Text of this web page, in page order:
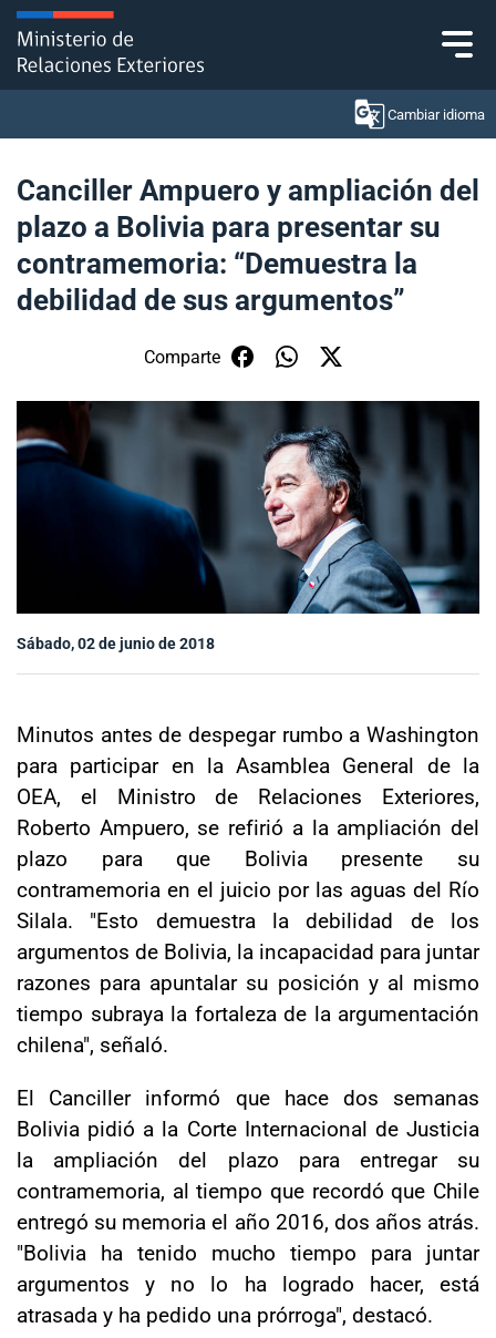
Click acá para ir directamente al contenido
Cambiar idioma
Ministerio
Política Exterior
Subsecretaría de Relaciones Económicas
Internacionales
modo claro
Canciller Ampuero y ampliación del
plazo a Bolivia para presentar su
contramemoria: “Demuestra la
debilidad de sus argumentos”
Comparte
Sábado, 02 de junio de 2018
Minutos antes de despegar rumbo a Washington
para participar en la Asamblea General de la
OEA, el Ministro de Relaciones Exteriores,
Roberto Ampuero, se refirió a la ampliación del
plazo para que Bolivia presente su
contramemoria en el juicio por las aguas del Río
Silala. "Esto demuestra la debilidad de los
argumentos de Bolivia, la incapacidad para juntar
razones para apuntalar su posición y al mismo
tiempo subraya la fortaleza de la argumentación
chilena", señaló.
El Canciller informó que hace dos semanas
Bolivia pidió a la Corte Internacional de Justicia
la ampliación del plazo para entregar su
contramemoria, al tiempo que recordó que Chile
entregó su memoria el año 2016, dos años atrás.
"Bolivia ha tenido mucho tiempo para juntar
argumentos y no lo ha logrado hacer, está
atrasada y ha pedido una prórroga", destacó.